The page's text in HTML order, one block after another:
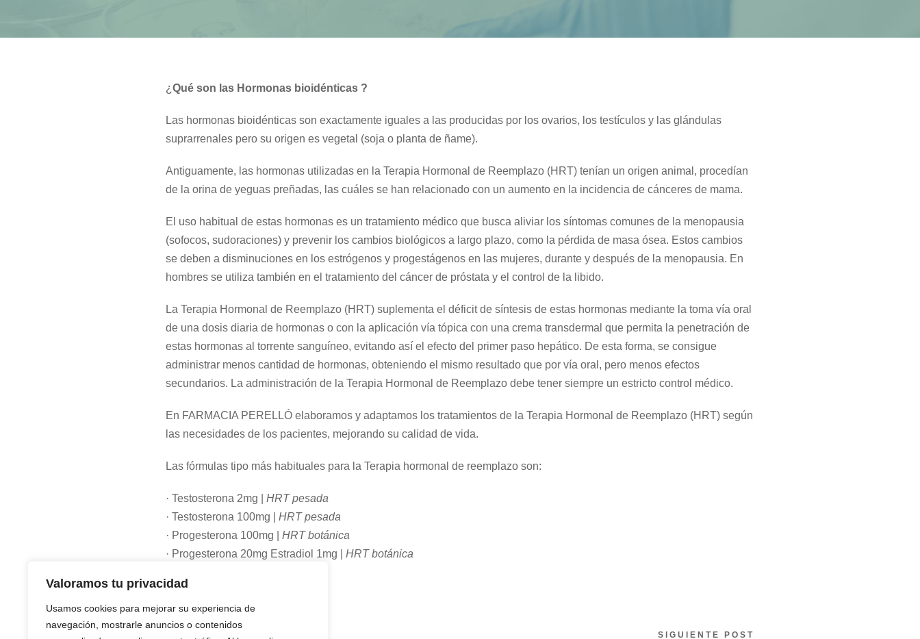
Valoramos tu privacidad
Usamos cookies para mejorar su experiencia de
navegación, mostrarle anuncios o contenidos
¿ Qué son las Hormonas bioidénticas ?
Las hormonas bioidénticas son exactamente iguales a las producidas por los ovarios, los testículos y las glándulas
suprarrenales pero su origen es vegetal (soja o planta de ñame).
Antiguamente, las hormonas utilizadas en la Terapia Hormonal de Reemplazo (HRT) tenían un origen animal, procedían
de la orina de yeguas preñadas, las cuáles se han relacionado con un aumento en la incidencia de cánceres de mama.
El uso habitual de estas hormonas es un tratamiento médico que busca aliviar los síntomas comunes de la menopausia
(sofocos, sudoraciones) y prevenir los cambios biológicos a largo plazo, como la pérdida de masa ósea. Estos cambios
se deben a disminuciones en los estrógenos y progestágenos en las mujeres, durante y después de la menopausia. En
hombres se utiliza también en el tratamiento del cáncer de próstata y el control de la libido.
La Terapia Hormonal de Reemplazo (HRT) suplementa el déficit de síntesis de estas hormonas mediante la toma vía oral
de una dosis diaria de hormonas o con la aplicación vía tópica con una crema transdermal que permita la penetración de
estas hormonas al torrente sanguíneo, evitando así el efecto del primer paso hepático. De esta forma, se consigue
administrar menos cantidad de hormonas, obteniendo el mismo resultado que por vía oral, pero menos efectos
secundarios. La administración de la Terapia Hormonal de Reemplazo debe tener siempre un estricto control médico.
En FARMACIA PERELLÓ elaboramos y adaptamos los tratamientos de la Terapia Hormonal de Reemplazo (HRT) según
las necesidades de los pacientes, mejorando su calidad de vida.
Las fórmulas tipo más habituales para la Terapia hormonal de reemplazo son:
· Testosterona 2mg | HRT pesada
· Testosterona 100mg | HRT pesada
· Progesterona 100mg | HRT botánica
· Progesterona 20mg Estradiol 1mg | HRT botánica
SIGUIENTE POST